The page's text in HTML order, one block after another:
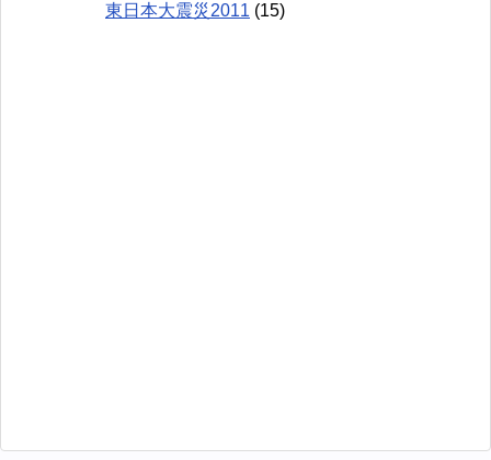
東日本大震災2011 (15)